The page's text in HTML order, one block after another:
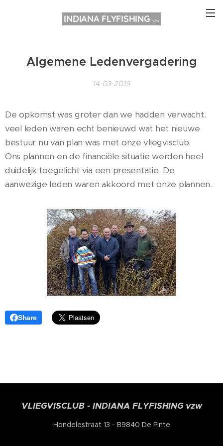
INDIANA FLYFISHINGVZW
Algemene Ledenvergadering
14-03-2019
De opkomst was groter dan we hadden verwacht.
veel leden waren echt benieuwd wat het nieuwe
bestuur nu van plan was met onze vliegvisclub.
Ons plannen en de financiële situatie werden heel
duidelijk toegelicht via een presentatie. De
aanwezige leden waren akkoord met onze plannen.
Share
VLIEGVISCLUB - INDIANA FLYFISHING vzw
Hondelestraat 13 - B9840 De Pinte